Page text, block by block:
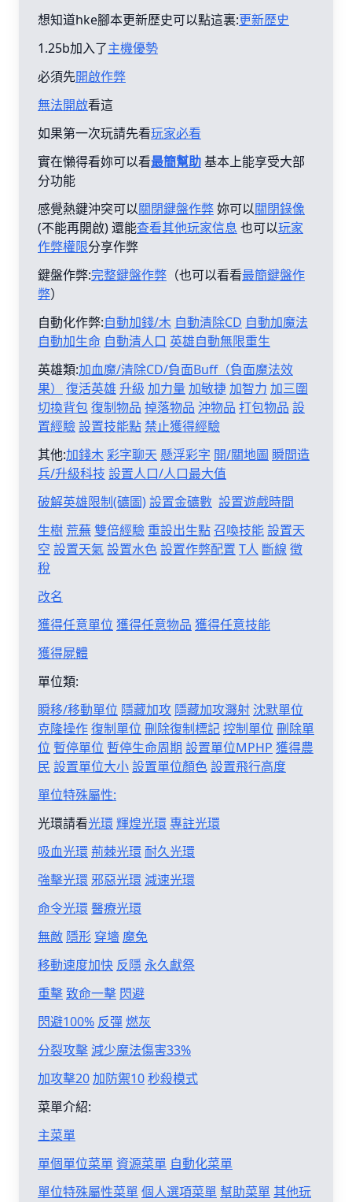
想知道hke腳本更新歴史可以點這裏:更新歴史
1.25b加入了主機優勢
必須先開啟作弊
無法開啟看這
如果第一次玩請先看玩家必看
實在懶得看妳可以看最簡幫助基本上能享受大部
分功能
感覺熱鍵沖突可以關閉鍵盤作弊妳可以關閉錄像
(不能再開啟) 還能查看其他玩家信息 也可以玩家
作弊權限分享作弊
鍵盤作弊:完整鍵盤作弊 （也可以看看最簡鍵盤作
弊）
自動化作弊:自動加錢/木 自動清除CD 自動加魔法
自動加生命 自動清人口 英雄自動無限重生
英雄類:加血魔/清除CD/負面Buff（負面魔法效
果）
復活英雄 升級 加力量 加敏捷加智力 加三圍
切換背包復制物品 掉落物品 沖物品 打包物品 設
置經驗設置技能點禁止獲得經驗
其他:加錢木彩字聊天 懸浮彩字 開/關地圖 瞬間造
兵/升級科技 設置人口/人口最大值
破解英雄限制(礦圖)設置金礦數 設置遊戲時間
生樹 荒蕪雙倍經驗 重設出生點召喚技能設置天
空 設置天氣設置水色設置作弊配置 T人 斷線 徵
稅
改名
獲得任意單位 獲得任意物品 獲得任意技能
獲得屍體
單位類:
瞬移/移動單位 隱藏加攻 隱藏加攻濺射 沈默單位
克隆操作復制單位 刪除復制標記控制單位 刪除單
位 暫停單位 暫停生命周期 設置單位MPHP 獲得農
民 設置單位大小設置單位顏色設置飛行高度
單位特殊屬性:
光環請看光環輝煌光環專註光環
吸血光環荊棘光環耐久光環
強擊光環邪惡光環減速光環
命令光環醫療光環
無敵 隱形 穿墻 魔免
移動速度加快 反隱 永久獻祭
重擊致命一擊 閃避
閃避100% 反彈燃灰
分裂攻擊減少魔法傷害33%
加攻擊20加防禦10秒殺模式
菜單介紹:
主菜單
單個單位菜單 資源菜單 自動化菜單
單位特殊屬性菜單個人選項菜單 幫助菜單其他玩